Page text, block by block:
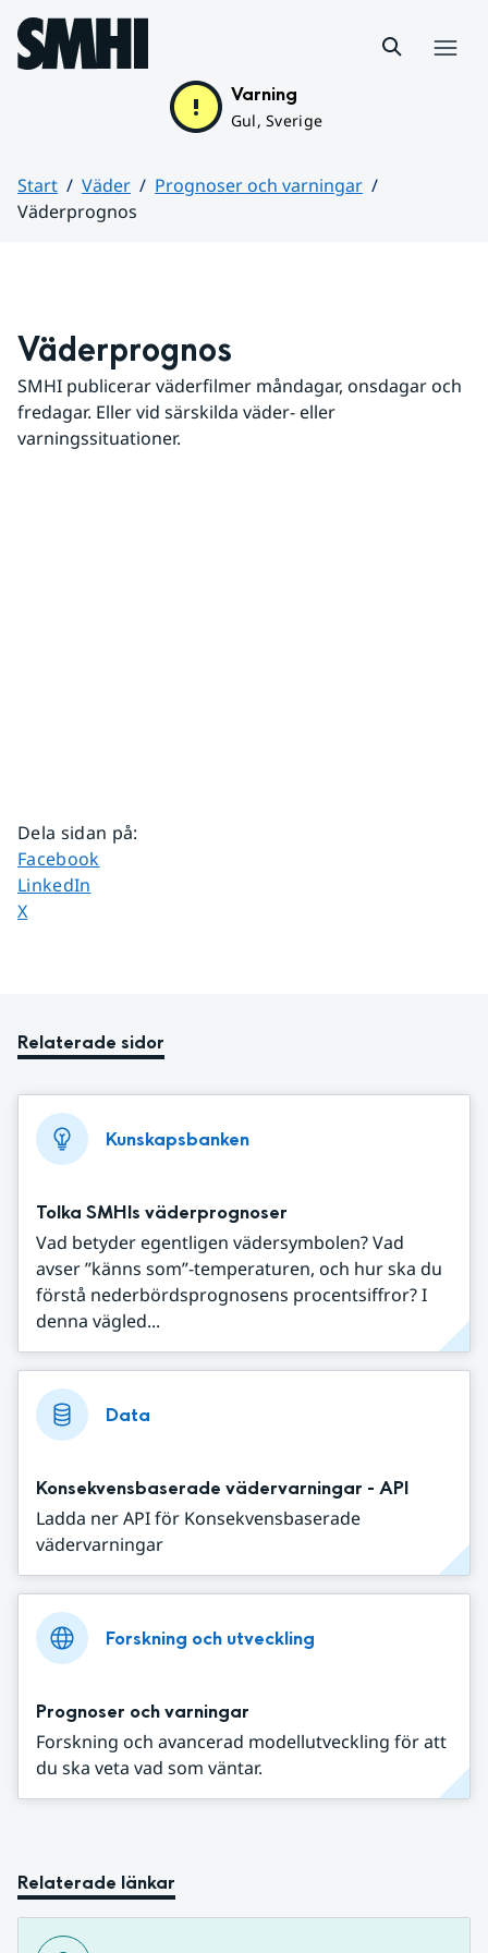
Hoppa till sidans innehåll
Varning
Gul, Sverige
Start Väder
Prognoser och varningar
Väderprognos
Väderprognos
SMHI publicerar väderfilmer måndagar, onsdagar och
fredagar. Eller vid särskilda väder- eller
varningssituationer.
Dela sidan på:
Dela sidan på
Facebook
Dela sidan på
LinkedIn
Dela sidan på
X
Relaterade sidor
Kunskapsbanken
Tolka SMHIs väderprognoser
Vad betyder egentligen vädersymbolen? Vad
avser ”känns som”-temperaturen, och hur ska du
förstå nederbördsprognosens procentsiffror? I
denna vägled...
Data
Konsekvensbaserade vädervarningar - API
Ladda ner API för Konsekvensbaserade
vädervarningar
Forskning och utveckling
Prognoser och varningar
Forskning och avancerad modellutveckling för att
du ska veta vad som väntar.
Relaterade länkar